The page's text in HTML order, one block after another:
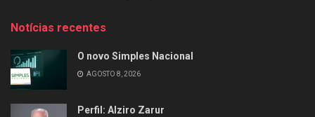
Notícias recentes
O novo Simples Nacional
AGOSTO 8, 2026
Perfil: Alziro Zarur